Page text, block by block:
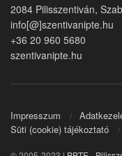
2084 Pilisszentiván,
info[@]szentivanipte.hu
+36 20 960 5680
szentivanipte.hu
Impresszum
Süti (cookie) tájékoztató